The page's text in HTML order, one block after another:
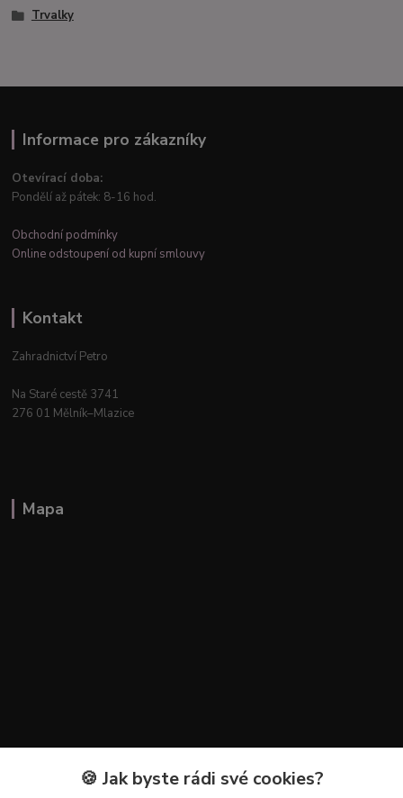
Trvalky
Informace pro zákazníky
Otevírací doba:
Pondělí až pátek: 8-16 hod.
Obchodní podmínky
Online odstoupení od kupní smlouvy
Kontakt
Zahradnictví Petro
Na Staré cestě 3741
276 01 Mělník–Mlazice
Mapa
Kontakty🍪 Jak byste rádi své cookies?